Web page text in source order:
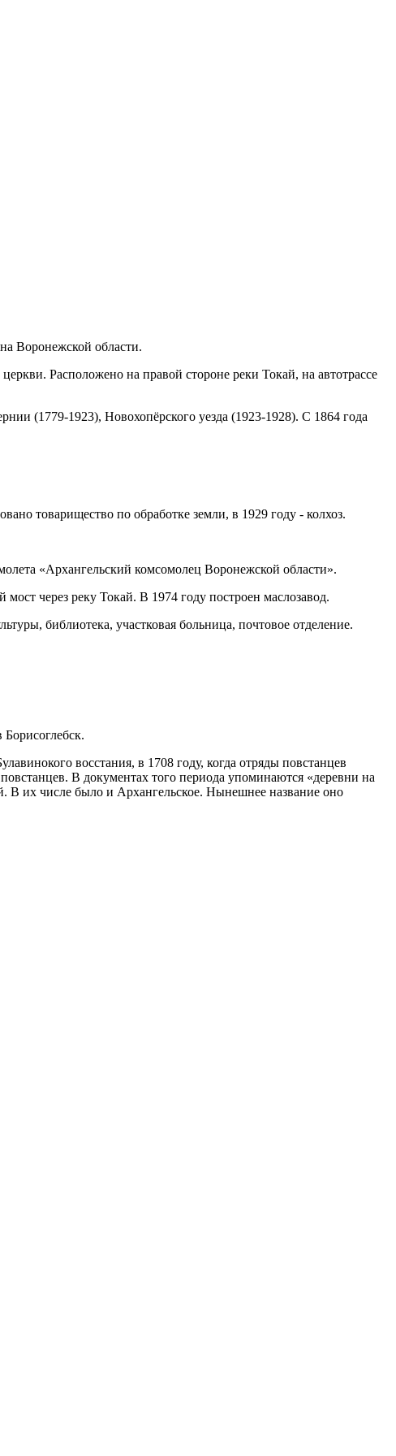
Воронежской области.
Расположено на правой стороне реки Токай, на автотрассе
(1779-1923), Новохопёрского уезда (1923-1928). С 1864 года
товарищество по обработке земли, в 1929 году - колхоз.
«Архангельский комсомолец Воронежской области».
через реку Токай. В 1974 году построен маслозавод.
библиотека, участковая больница, почтовое отделение.
восстания, в 1708 году, когда отряды повстанцев
В документах того периода упоминаются «деревни на
В их числе было и Архангельское. Нынешнее название оно